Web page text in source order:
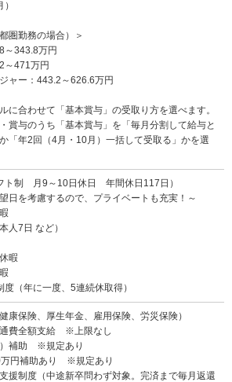
圏勤務の場合）＞
～343.8万円
～471万円
ャー：443.2～626.6万円
に合わせて「基本賞与」の受取り方を選べます。
・賞与のうち「基本賞与」を「毎月分割して給与と
「年2回（4月・10月）一括して受取る」かを選
ト制 月9～10日休日 年間休日117日）
日を考慮するので、プライベートも充実！～
人7日 など）
暇
（年に一度、5連続休取得）
康保険、厚生年金、雇用保険、労災保険）
費全額支給 ※上限なし
補助 ※規定あり
円補助あり ※規定あり
援制度（中途新卒問わず対象。完済まで毎月返還